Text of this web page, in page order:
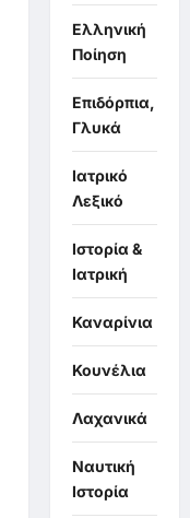
Ελληνική
Ποίηση
Επιδόρπια,
Γλυκά
Ιατρικό
Λεξικό
Ιστορία &
Ιατρική
Καναρίνια
Κουνέλια
Λαχανικά
Ναυτική
Ιστορία